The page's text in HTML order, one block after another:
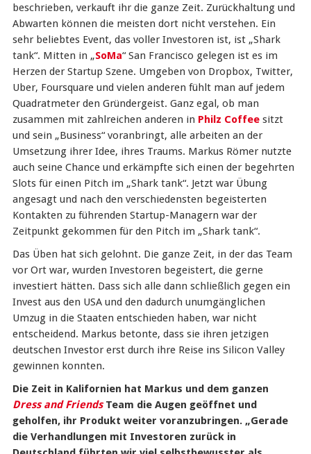
beschrieben, verkauft ihr die ganze Zeit. Zurückhaltung und
Abwarten können die meisten dort nicht verstehen. Ein
sehr beliebtes Event, das voller Investoren ist, ist „Shark
tank“. Mitten in „SoMa“ San Francisco gelegen ist es im
Herzen der Startup Szene. Umgeben von Dropbox, Twitter,
Uber, Foursquare und vielen anderen fühlt man auf jedem
Quadratmeter den Gründergeist. Ganz egal, ob man
zusammen mit zahlreichen anderen in Philz Coffeesitzt
und sein „Business“ voranbringt, alle arbeiten an der
Umsetzung ihrer Idee, ihres Traums. Markus Römer nutzte
auch seine Chance und erkämpfte sich einen der begehrten
Slots für einen Pitch im „Shark tank“. Jetzt war Übung
angesagt und nach den verschiedensten begeisterten
Kontakten zu führenden Startup-Managern war der
Zeitpunkt gekommen für den Pitch im „Shark tank“.
Das Üben hat sich gelohnt. Die ganze Zeit, in der das Team
vor Ort war, wurden Investoren begeistert, die gerne
investiert hätten. Dass sich alle dann schließlich gegen ein
Invest aus den USA und den dadurch unumgänglichen
Umzug in die Staaten entschieden haben, war nicht
entscheidend. Markus betonte, dass sie ihren jetzigen
deutschen Investor erst durch ihre Reise ins Silicon Valley
gewinnen konnten.
Die Zeit in Kalifornien hat Markus und dem ganzen
Dress and FriendsTeam die Augen geöffnet und
geholfen, ihr Produkt weiter voranzubringen. „Gerade
die Verhandlungen mit Investoren zurück in